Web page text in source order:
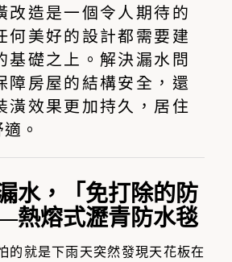
改造是一個令人期待的
何美好的設計都需要建
基礎之上。解決漏水問
障房屋的結構安全，還
潢效果更加持久，居住
。
水，「免打除的防
熱熔式瀝青防水毯
的就是下雨天突然發現天花板在